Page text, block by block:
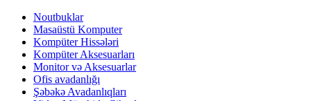
Noutbuklar
Masaüstü Komputer
Kompüter Hissələri
Kompüter Aksesuarları
Monitor və Aksesuarlar
Ofis avadanlığı
Şəbəkə Avadanlıqları